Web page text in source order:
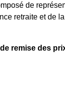
de
retraite et de
remise des